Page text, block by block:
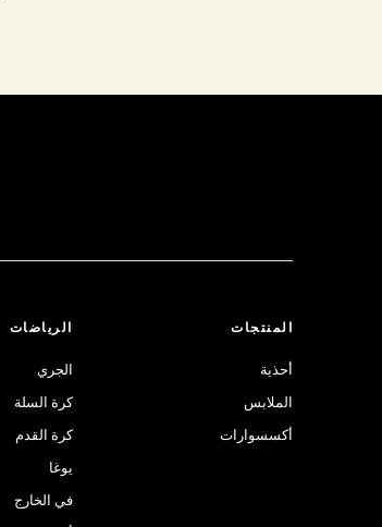
المنتجات
أحذية
الملابس
أكسسوارات
الرياضات
الجري
كرة السلة
كرة القدم
يوغا
في الخارج